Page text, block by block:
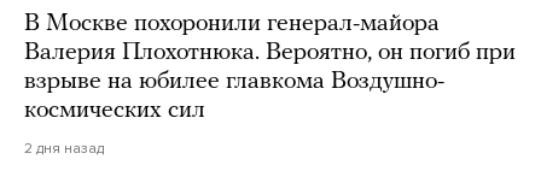
В Москве похоронили генерал-майора
Валерия Плохотнюка. Вероятно, он погиб при
взрыве на юбилее главкома Воздушно-
космических сил
2 дня назад